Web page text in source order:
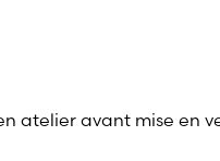
atelier avant mise en